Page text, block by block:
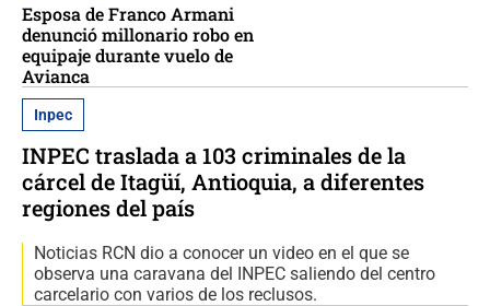
Esposa de Franco Armani
denunció millonario robo en
equipaje durante vuelo de
Avianca
Inpec
INPEC traslada a 103 criminales de la
cárcel de Itagüí, Antioquia, a diferentes
regiones del país
Noticias RCN dio a conocer un video en el que se
observa una caravana del INPEC saliendo del centro
carcelario con varios de los reclusos.